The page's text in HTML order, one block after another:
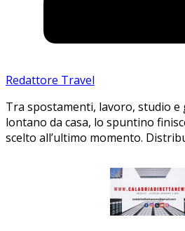
Redattore Travel
Tra spostamenti, lavoro, studio
lontano da casa, lo spuntino
scelto all’ultimo momento.